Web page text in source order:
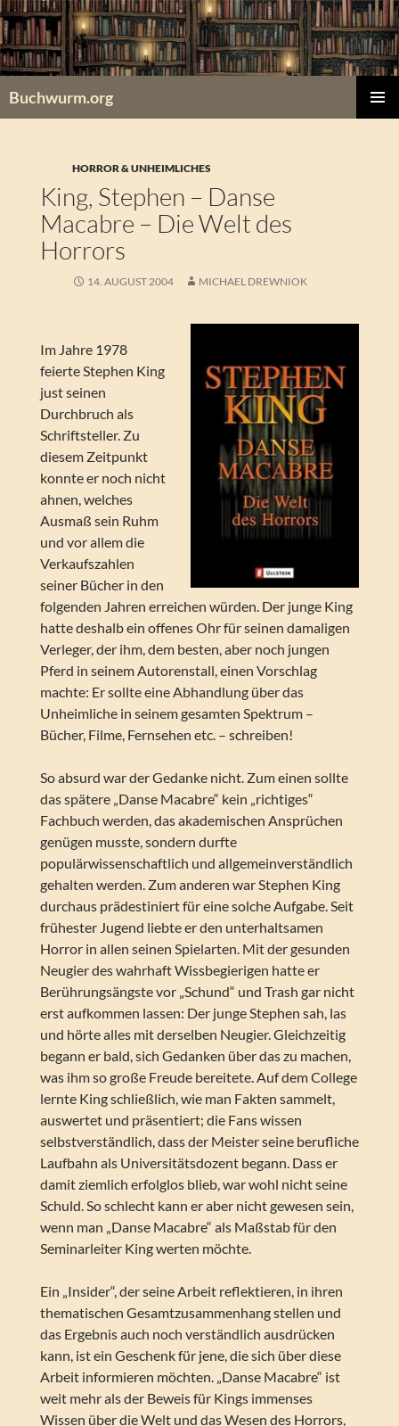
Zum
Inhalt
springen
Buchwurm.org
HORROR & UNHEIMLICHES
King, Stephen – Danse
Macabre – Die Welt des
Horrors
14. AUGUST 2004 MICHAEL DREWNIOK
Im Jahre 1978
feierte Stephen King
just seinen
Durchbruch als
Schriftsteller. Zu
diesem Zeitpunkt
konnte er noch nicht
ahnen, welches
Ausmaß sein Ruhm
und vor allem die
Verkaufszahlen
seiner Bücher in den
folgenden Jahren erreichen würden. Der junge King
hatte deshalb ein offenes Ohr für seinen damaligen
Verleger, der ihm, dem besten, aber noch jungen
Pferd in seinem Autorenstall, einen Vorschlag
machte: Er sollte eine Abhandlung über das
Unheimliche in seinem gesamten Spektrum –
Bücher, Filme, Fernsehen etc. – schreiben!
So absurd war der Gedanke nicht. Zum einen sollte
das spätere „Danse Macabre“ kein „richtiges“
Fachbuch werden, das akademischen Ansprüchen
genügen musste, sondern durfte
populärwissenschaftlich und allgemeinverständlich
gehalten werden. Zum anderen war Stephen King
durchaus prädestiniert für eine solche Aufgabe. Seit
frühester Jugend liebte er den unterhaltsamen
Horror in allen seinen Spielarten. Mit der gesunden
Neugier des wahrhaft Wissbegierigen hatte er
Berührungsängste vor „Schund“ und Trash gar nicht
erst aufkommen lassen: Der junge Stephen sah, las
und hörte alles mit derselben Neugier. Gleichzeitig
begann er bald, sich Gedanken über das zu machen,
was ihm so große Freude bereitete. Auf dem College
lernte King schließlich, wie man Fakten sammelt,
auswertet und präsentiert; die Fans wissen
selbstverständlich, dass der Meister seine berufliche
Laufbahn als Universitätsdozent begann. Dass er
damit ziemlich erfolglos blieb, war wohl nicht seine
Schuld. So schlecht kann er aber nicht gewesen sein,
wenn man „Danse Macabre“ als Maßstab für den
Seminarleiter King werten möchte.
Ein „Insider“, der seine Arbeit reflektieren, in ihren
thematischen Gesamtzusammenhang stellen und
das Ergebnis auch noch verständlich ausdrücken
kann, ist ein Geschenk für jene, die sich über diese
Arbeit informieren möchten. „Danse Macabre“ ist
weit mehr als der Beweis für Kings immenses
Wissen über die Welt und das Wesen des Horrors,